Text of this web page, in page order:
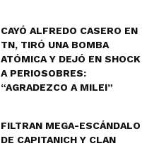
CAYÓ ALFREDO CASERO EN
TN, TIRÓ UNA BOMBA
ATÓMICA Y DEJÓ EN SHOCK
A PERIOSOBRES:
“AGRADEZCO A MILEI”
FILTRAN MEGA-ESCÁNDALO
DE CAPITANICH Y CLAN